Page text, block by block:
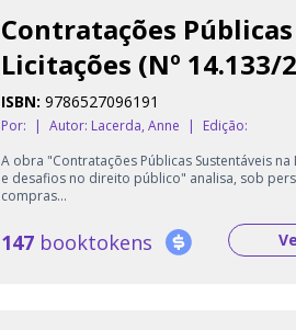
Contratações
Licitações (Nº 14.133/
ISBN: 9786527096191
Por: | Autor: Lacerda, Anne |
Edição:
A obra "Contratações Públicas Sustentáveis
e desafios no direito público" analisa, sob
compras...
147 booktokens